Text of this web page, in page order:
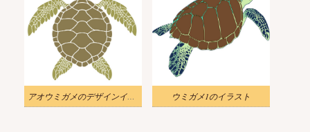
アオウミガメのデザインイラスト ウミガメ1のイラスト